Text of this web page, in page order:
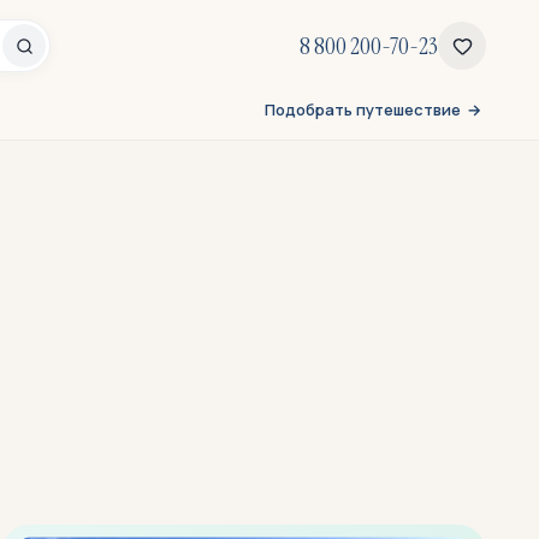
8 800 200-70-23
Подобрать путешествие